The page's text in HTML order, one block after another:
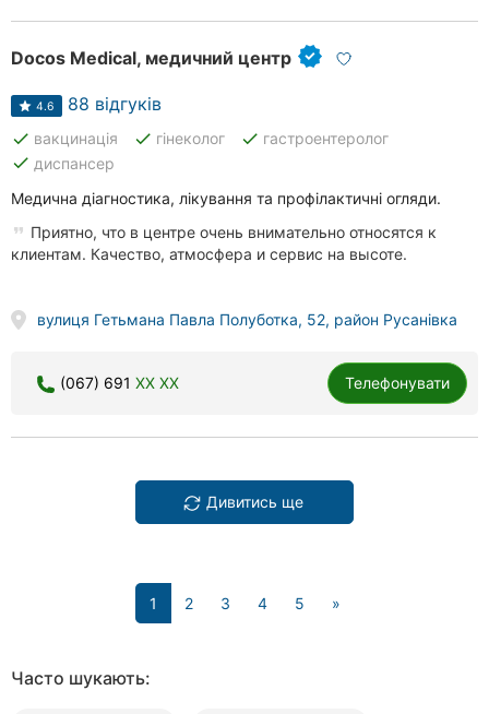
Docos Medical, медичний центр
4.6 88 відгуків
done вакцинація done гінеколог done гастроентеролог
done диспансер
Медична діагностика, лікування та профілактичні огляди.
Приятно, что в центре очень внимательно относятся к
клиентам. Качество, атмосфера и сервис на высоте.
вулиця Гетьмана Павла Полуботка, 52, район Русанівка
(067) 691 XX XX Телефонувати
Дивитись ще
1 (current)
2 3 4 5 »
Часто шукають: